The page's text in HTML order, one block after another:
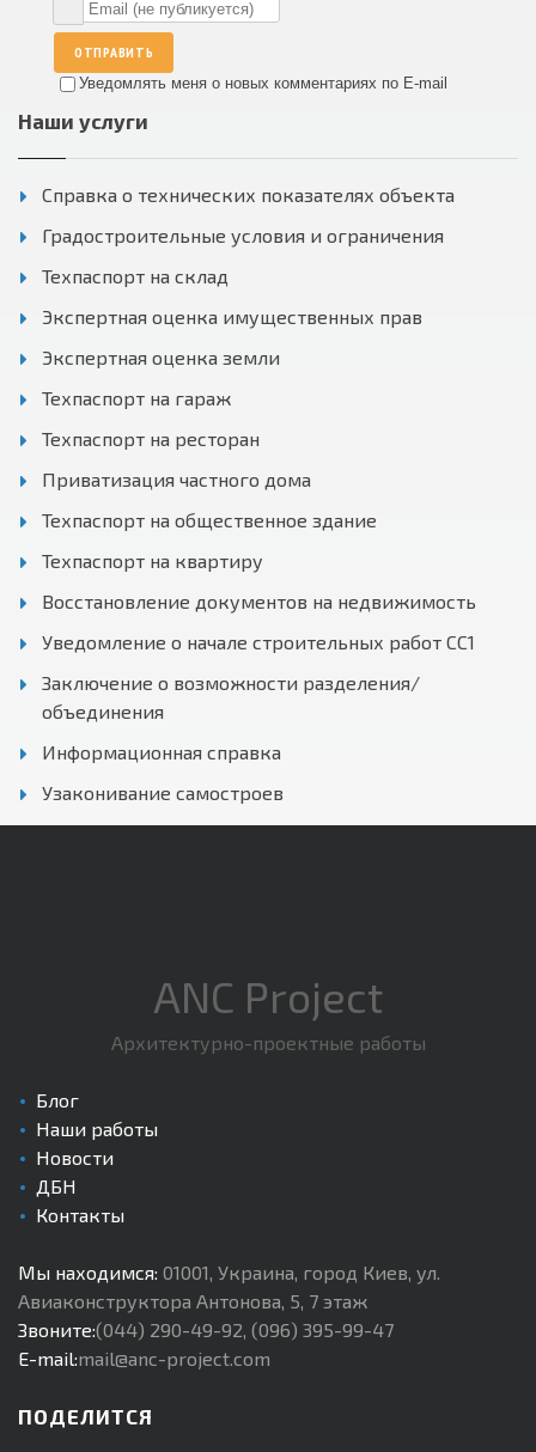
ОТПРАВИТЬ
Уведомлять меня о новых комментариях по E-mail
Наши услуги
Справка о технических показателях объекта
Градостроительные условия и ограничения
Техпаспорт на склад
Экспертная оценка имущественных прав
Экспертная оценка земли
Техпаспорт на гараж
Техпаспорт на ресторан
Приватизация частного дома
Техпаспорт на общественное здание
Техпаспорт на квартиру
Восстановление документов на недвижимость
Уведомление о начале строительных работ СС1
Заключение о возможности разделения/
объединения
Информационная справка
Узаконивание самостроев
ANC Project
Архитектурно-проектные работы
Блог
Наши работы
Новости
ДБН
Контакты
Мы находимся: 01001, Украина, город Киев, ул.
Авиаконструктора Антонова, 5, 7 этаж
Звоните:(044) 290-49-92, (096) 395-99-47
E-mail:mail@anc-project.com
ПОДЕЛИТСЯ